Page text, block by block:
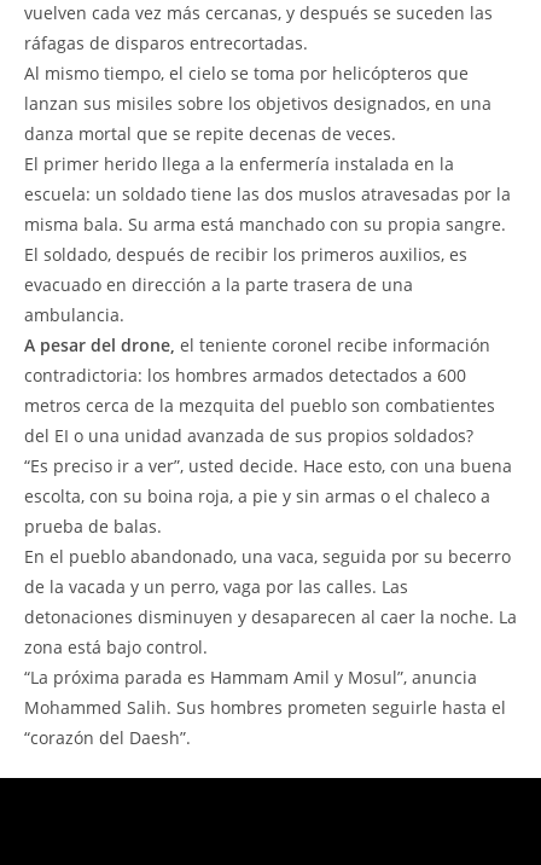
vuelven cada vez más cercanas, y después se suceden las
ráfagas de disparos entrecortadas.
Al mismo tiempo, el cielo se toma por helicópteros que
lanzan sus misiles sobre los objetivos designados, en una
danza mortal que se repite decenas de veces.
El primer herido llega a la enfermería instalada en la
escuela: un soldado tiene las dos muslos atravesadas por la
misma bala. Su arma está manchado con su propia sangre.
El soldado, después de recibir los primeros auxilios, es
evacuado en dirección a la parte trasera de una
ambulancia.
A pesar del drone, el teniente coronel recibe información
contradictoria: los hombres armados detectados a 600
metros cerca de la mezquita del pueblo son combatientes
del EI o una unidad avanzada de sus propios soldados?
“Es preciso ir a ver”, usted decide. Hace esto, con una buena
escolta, con su boina roja, a pie y sin armas o el chaleco a
prueba de balas.
En el pueblo abandonado, una vaca, seguida por su becerro
de la vacada y un perro, vaga por las calles. Las
detonaciones disminuyen y desaparecen al caer la noche. La
zona está bajo control.
“La próxima parada es Hammam Amil y Mosul”, anuncia
Mohammed Salih. Sus hombres prometen seguirle hasta el
“corazón del Daesh”.